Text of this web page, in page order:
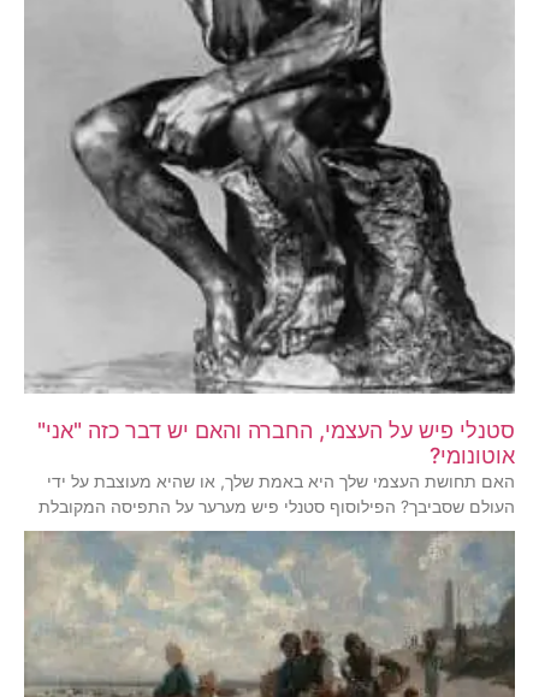
סטנלי פיש על העצמי, החברה והאם יש דבר כזה "אני"
אוטונומי?
האם תחושת העצמי שלך היא באמת שלך, או שהיא מעוצבת על ידי
העולם שסביבך? הפילוסוף סטנלי פיש מערער על התפיסה המקובלת